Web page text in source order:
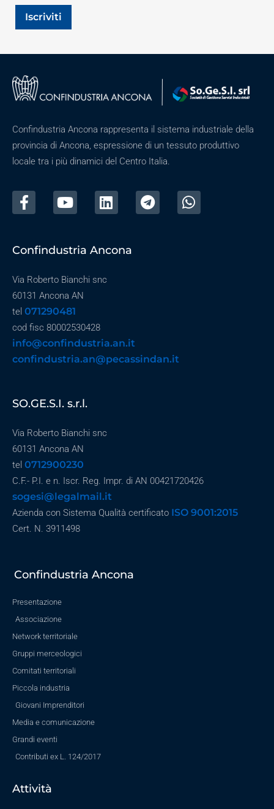
Iscriviti
Confindustria Ancona rappresenta il sistema industriale della
provincia di Ancona, espressione di un tessuto produttivo
locale tra i più dinamici del Centro Italia.
Confindustria Ancona
Via Roberto Bianchi snc
60131 Ancona AN
tel 071290481
cod fisc 80002530428
info@confindustria.an.it
confindustria.an@pecassindan.it
SO.GE.S.I. s.r.l.
Via Roberto Bianchi snc
60131 Ancona AN
tel 0712900230
C.F.- P.I. e n. Iscr. Reg. Impr. di AN 00421720426
sogesi@legalmail.it
Azienda con Sistema Qualità certificato ISO 9001:2015
Cert. N. 3911498
Confindustria Ancona
Presentazione
Associazione
Network territoriale
Gruppi merceologici
Comitati territoriali
Piccola industria
Giovani Imprenditori
Media e comunicazione
Grandi eventi
Contributi ex L. 124/2017
Attività